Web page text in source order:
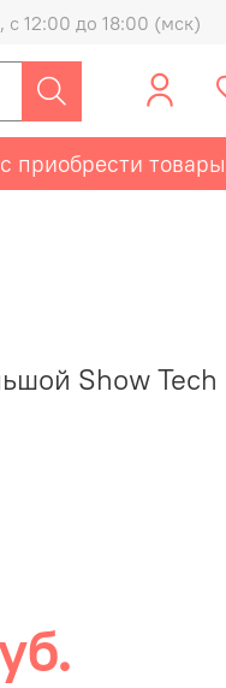
с 12:00 до 18:00 (мск)
товары
Show Tech